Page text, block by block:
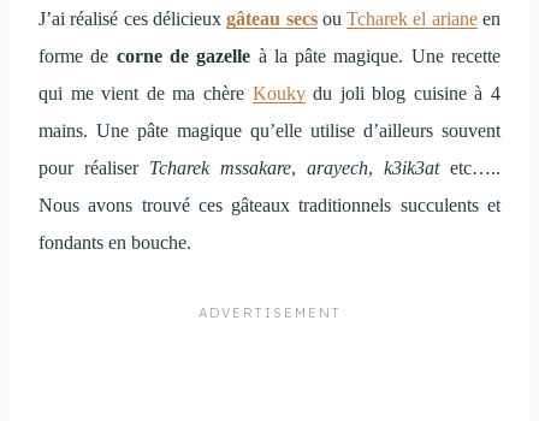
J’ai réalisé ces délicieuxgâteau secsouTcharek el arianeen
forme de corne de gazelle à la pâte magique. Une recette
qui me vient de ma chère Koukydu joli blog cuisine à 4
mains. Une pâte magique qu’elle utilise d’ailleurs souvent
pour réaliser Tcharek mssakare, arayech, k3ik3atetc…..
Nous avons trouvé ces gâteaux traditionnels succulents et
fondants en bouche.